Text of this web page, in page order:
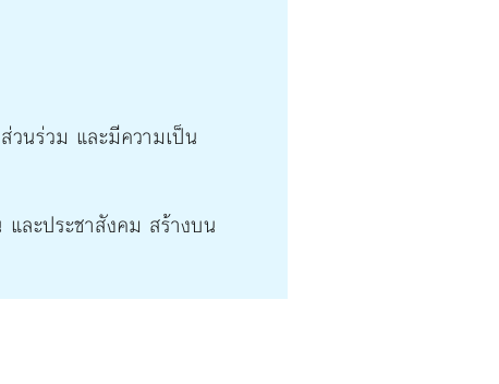
นร่วม และมีความเป็น
ละประชาสังคม สร้างบน